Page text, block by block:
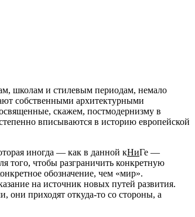
школам и стилевым периодам, немало
собственными архитектурными
скажем, постмодернизму в
вписываются в историю европейской
иногда — как в данной кНиГе —
того, чтобы разграничить конкретную
обозначение, чем «мир».
на источник новых путей развития.
приходят откуда-то со стороны, а